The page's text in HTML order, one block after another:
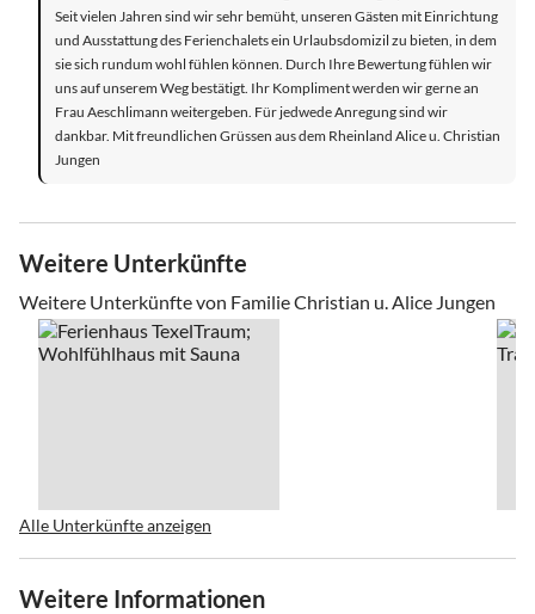
Seit vielen Jahren sind wir sehr bemüht, unseren Gästen mit Einrichtung
und Ausstattung des Ferienchalets ein Urlaubsdomizil zu bieten, in dem
sie sich rundum wohl fühlen können. Durch Ihre Bewertung fühlen wir
uns auf unserem Weg bestätigt. Ihr Kompliment werden wir gerne an
Frau Aeschlimann weitergeben. Für jedwede Anregung sind wir
dankbar. Mit freundlichen Grüssen aus dem Rheinland Alice u. Christian
Jungen
Weitere Unterkünfte
Weitere Unterkünfte von Familie Christian u. Alice Jungen
Alle Unterkünfte anzeigen
Weitere Informationen